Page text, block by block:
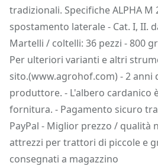
tradizionali. Specifiche ALPHA M
spostamento laterale - Cat. I, II.
Martelli / coltelli: 36 pezzi - 800
Per ulteriori varianti e altri
sito.(www.agrohof.com) - 2 anni
produttore. - L'albero cardanico
fornitura. - Pagamento sicuro
PayPal - Miglior prezzo / qualità
attrezzi per trattori di piccole e
consegnati a magazzino